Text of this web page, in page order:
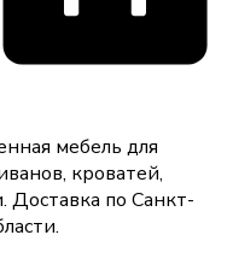
мебель для
кроватей,
Доставка по Санкт-